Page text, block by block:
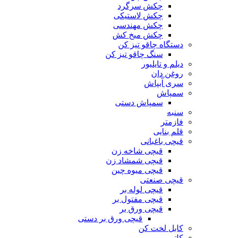
چکش سرگرد
چکش لاستیکی
چکش مهندسی
چکش میخ کش
دستگاه چاقو تیز کن
سنگ چاقو تیز کن
دیلم و تایلیور
روغن دان
سری آبپاش
سمپاش
سمپاش دستی
سنبه
فازمتر
قلم بنایی
قیچی باغبانی
قیچی شاخه زن
قیچی شمشاد زن
قیچی میوه چین
قیچی صنعتی
قیچی لوله بر
قیچی مفتول بر
قیچی ورق بر
قیچی ورق بر دستی
کابل لخت کن